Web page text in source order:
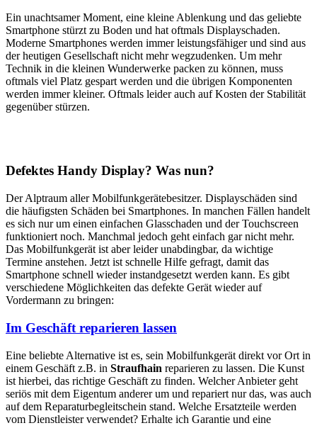
Ein unachtsamer Moment, eine kleine Ablenkung und das geliebte
Smartphone stürzt zu Boden und hat oftmals Displayschaden.
Moderne Smartphones werden immer leistungsfähiger und sind aus
der heutigen Gesellschaft nicht mehr wegzudenken. Um mehr
Technik in die kleinen Wunderwerke packen zu können, muss
oftmals viel Platz gespart werden und die übrigen Komponenten
werden immer kleiner. Oftmals leider auch auf Kosten der Stabilität
gegenüber stürzen.
Defektes Handy Display? Was nun?
Der Alptraum aller Mobilfunkgerätebesitzer. Displayschäden sind
die häufigsten Schäden bei Smartphones. In manchen Fällen handelt
es sich nur um einen einfachen Glasschaden und der Touchscreen
funktioniert noch. Manchmal jedoch geht einfach gar nicht mehr.
Das Mobilfunkgerät ist aber leider unabdingbar, da wichtige
Termine anstehen. Jetzt ist schnelle Hilfe gefragt, damit das
Smartphone schnell wieder instandgesetzt werden kann. Es gibt
verschiedene Möglichkeiten das defekte Gerät wieder auf
Vordermann zu bringen:
Im Geschäft reparieren lassen
Eine beliebte Alternative ist es, sein Mobilfunkgerät direkt vor Ort in
einem Geschäft z.B. in Straufhain reparieren zu lassen. Die Kunst
ist hierbei, das richtige Geschäft zu finden. Welcher Anbieter geht
seriös mit dem Eigentum anderer um und repariert nur das, was auch
auf dem Reparaturbegleitschein stand. Welche Ersatzteile werden
vom Dienstleister verwendet? Erhalte ich Garantie und eine